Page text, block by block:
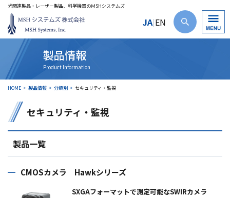
光関連製品・レーザー製品、科学機器のＭSHシステムズ
JA|EN
製品情報
HOME 製品情報 分類別 セキュリティ・監視
セキュリティ・監視
製品一覧
CMOSカメラ Hawkシリーズ
SXGAフォーマットで測定可能なSWIRカメラ